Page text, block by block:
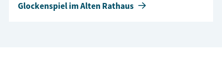
Glockenspiel im Alten Rathaus